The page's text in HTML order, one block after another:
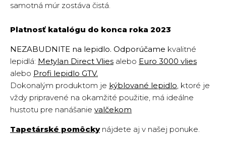
samotná múr zostáva čistá.
Platnosť katalógu do konca roka 2023
NEZABUDNITE na lepidlo. Odporúčame kvalitné
lepidlá: Metylan Direct Vlies alebo Euro 3000 vlies
alebo Profi lepidlo GTV.
Dokonalým produktom je kýblované lepidlo, ktoré je
vždy pripravené na okamžité použitie, má ideálne
hustotu pre nanášanie valčekom
Tapetárské pomôcky nájdete aj v našej ponuke.